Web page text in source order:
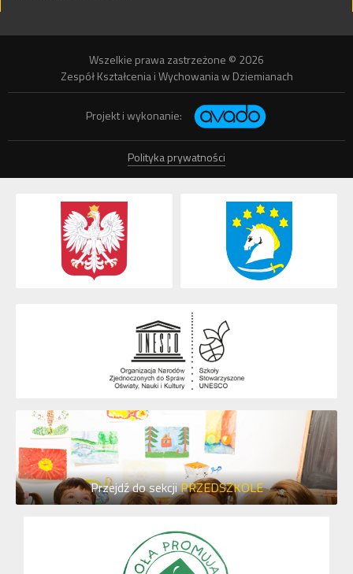
Wszelkie prawa zastrzeżone © 2026
Zespół Kształcenia i Wychowania w Dziemianach
Projekt i wykonanie:
Polityka prywatności
Przejdź do sekcjiPRZEDSZKOLE